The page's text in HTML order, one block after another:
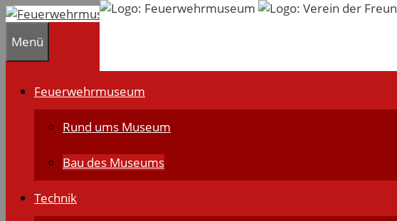
Zum
springen
Menü
Feuerwehrmuseum
Rund ums Museum
Bau des Museums
Technik